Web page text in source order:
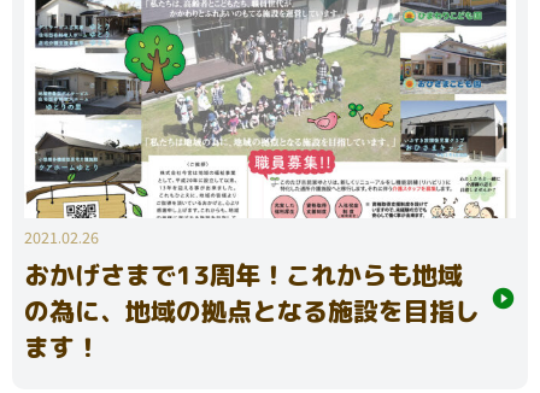
2021.02.26
おかげさまで13周年！これからも地域
の為に、地域の拠点となる施設を目指し
ます！